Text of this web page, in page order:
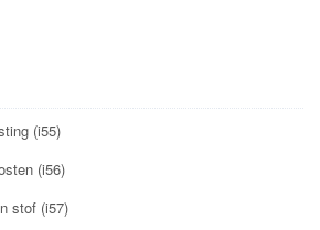
(i55)
(i56)
stof (i57)